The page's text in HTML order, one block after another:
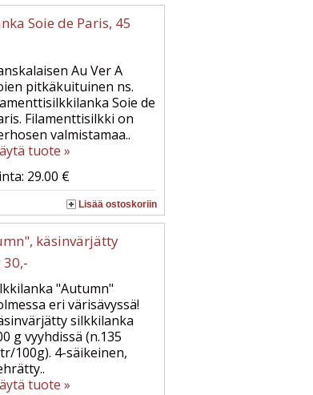
Soie de Paris, 45
Au Ver A
pitkäkuituinen ns.
Soie de
Filamenttisilkki on
valmistamaa..
tuote »
29.00 €
Lisää ostoskoriin
käsinvärjätty
"Autumn"
eri värisävyssä!
silkkilanka
g vyyhdissä (n.135
100g). 4-säikeinen,
tuote »